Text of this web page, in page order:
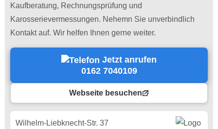
Kaufberatung, Rechnungsprüfung und
Karosserievermessungen. Nehemn Sie unverbindlich
Kontakt auf. Wir helfen Ihnen gerne weiter.
Jetzt anrufen
0162 7040109
Webseite besuchen
Wilhelm-Liebknecht-Str. 37